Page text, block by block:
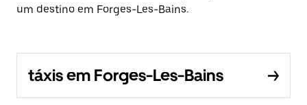
um destino em Forges-Les-Bains.
táxis em Forges-Les-Bains